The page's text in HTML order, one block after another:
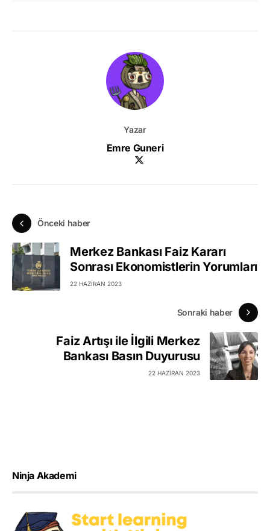
Yazar
Emre Guneri
Önceki haber
Merkez Bankası Faiz Kararı
Sonrası Ekonomistlerin Yorumları
22 HAZIRAN 2023
Sonraki haber
Faiz Artışı ile İlgili Merkez
Bankası Basın Duyurusu
22 HAZIRAN 2023
Ninja Akademi